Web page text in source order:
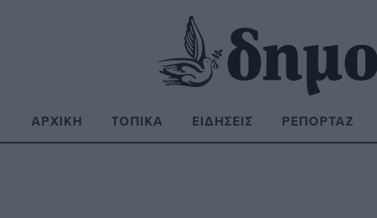
ΑΡΧΙΚΉ ΤΟΠΙΚΆ ΕΙΔΉΣΕΙΣ ΡΕΠΟΡΤΆΖ